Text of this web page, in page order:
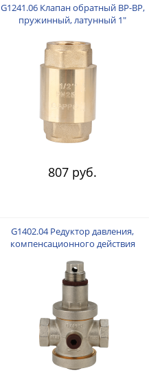
G1241.06 Клапан обратный ВР-ВР,
пружинный, латунный 1"
807 руб.
G1402.04 Редуктор давления,
компенсационного действия